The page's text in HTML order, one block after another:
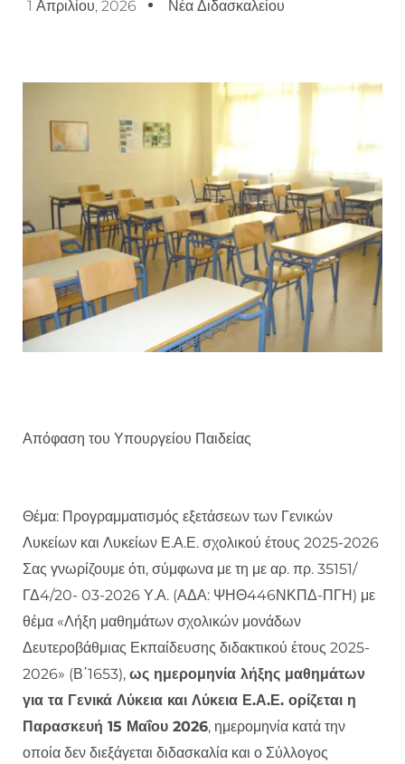
1 Απριλίου, 2026 Νέα Διδασκαλείου
Απόφαση του Υπουργείου Παιδείας
Θέμα: Προγραμματισμός εξετάσεων των Γενικών
Λυκείων και Λυκείων Ε.Α.Ε. σχολικού έτους 2025-2026
Σας γνωρίζουμε ότι, σύμφωνα με τη με αρ. πρ. 35151/
ΓΔ4/20- 03-2026 Υ.Α. (ΑΔΑ: ΨΗΘ446ΝΚΠΔ-ΠΓΗ) με
θέμα «Λήξη μαθημάτων σχολικών μονάδων
Δευτεροβάθμιας Εκπαίδευσης διδακτικού έτους 2025-
2026» (Β΄1653), ως ημερομηνία λήξης μαθημάτων
για τα Γενικά Λύκεια και Λύκεια Ε.Α.Ε. ορίζεται η
Παρασκευή 15 Μαΐου 2026, ημερομηνία κατά την
οποία δεν διεξάγεται διδασκαλία και ο Σύλλογος